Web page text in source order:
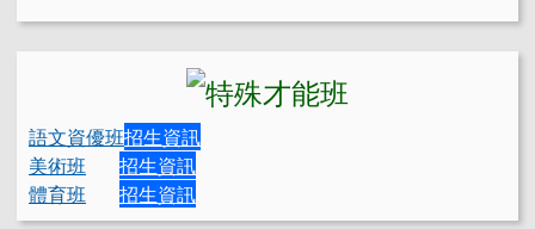
語文資優班招生資訊
美術班
招生資訊
體育班
招生資訊